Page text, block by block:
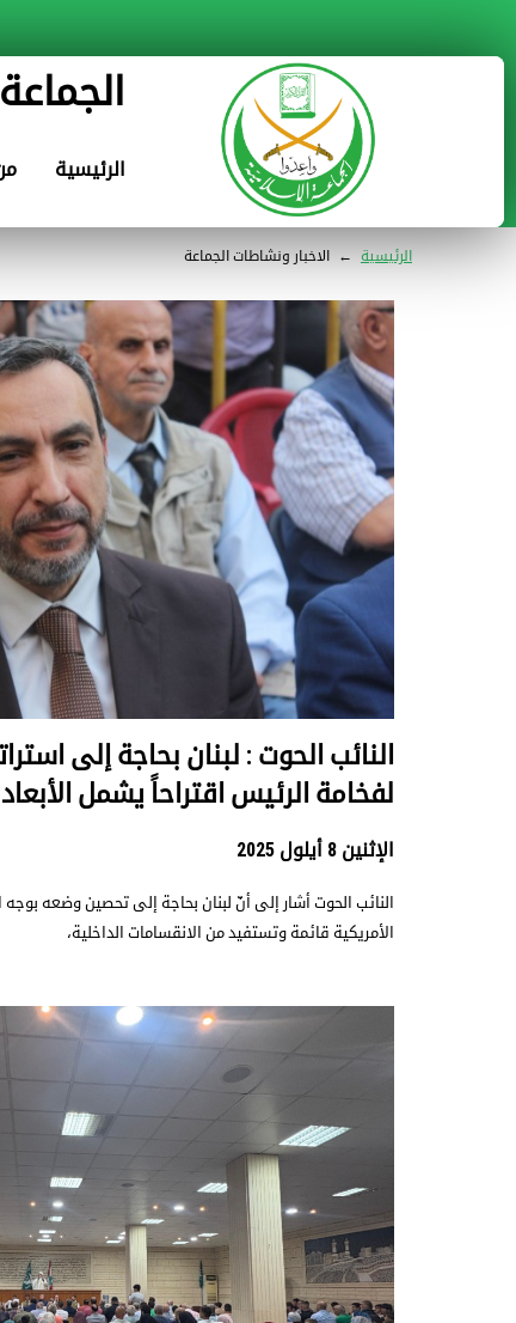
الرئيسية
الرئيسية ← الاخبار ونشاطات الجماعة
النائب الحوت : لبنان بحاجة إلى
لفخامة الرئيس اقتراحاً يشمل
الإثنين 8 أيلول 2025
النائب الحوت أشار إلى أنّ لبنان بحاجة إلى تحصين وضعه بوجه
الأمريكية قائمة وتستفيد من الانقسامات الداخلية،